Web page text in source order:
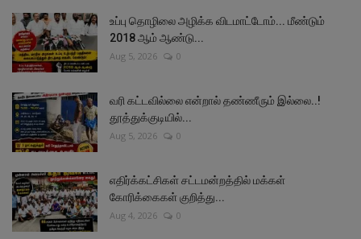
உப்பு தொழிலை அழிக்க விடமாட்டோம்... மீண்டும்
2018 ஆம் ஆண்டு...
Aug 5, 2026 0
வரி கட்டவில்லை என்றால் தண்ணீரும் இல்லை..!
தூத்துக்குடியில்...
Aug 5, 2026 0
எதிர்க்கட்சிகள் சட்டமன்றத்தில் மக்கள்
கோரிக்கைகள் குறித்து...
Aug 4, 2026 0